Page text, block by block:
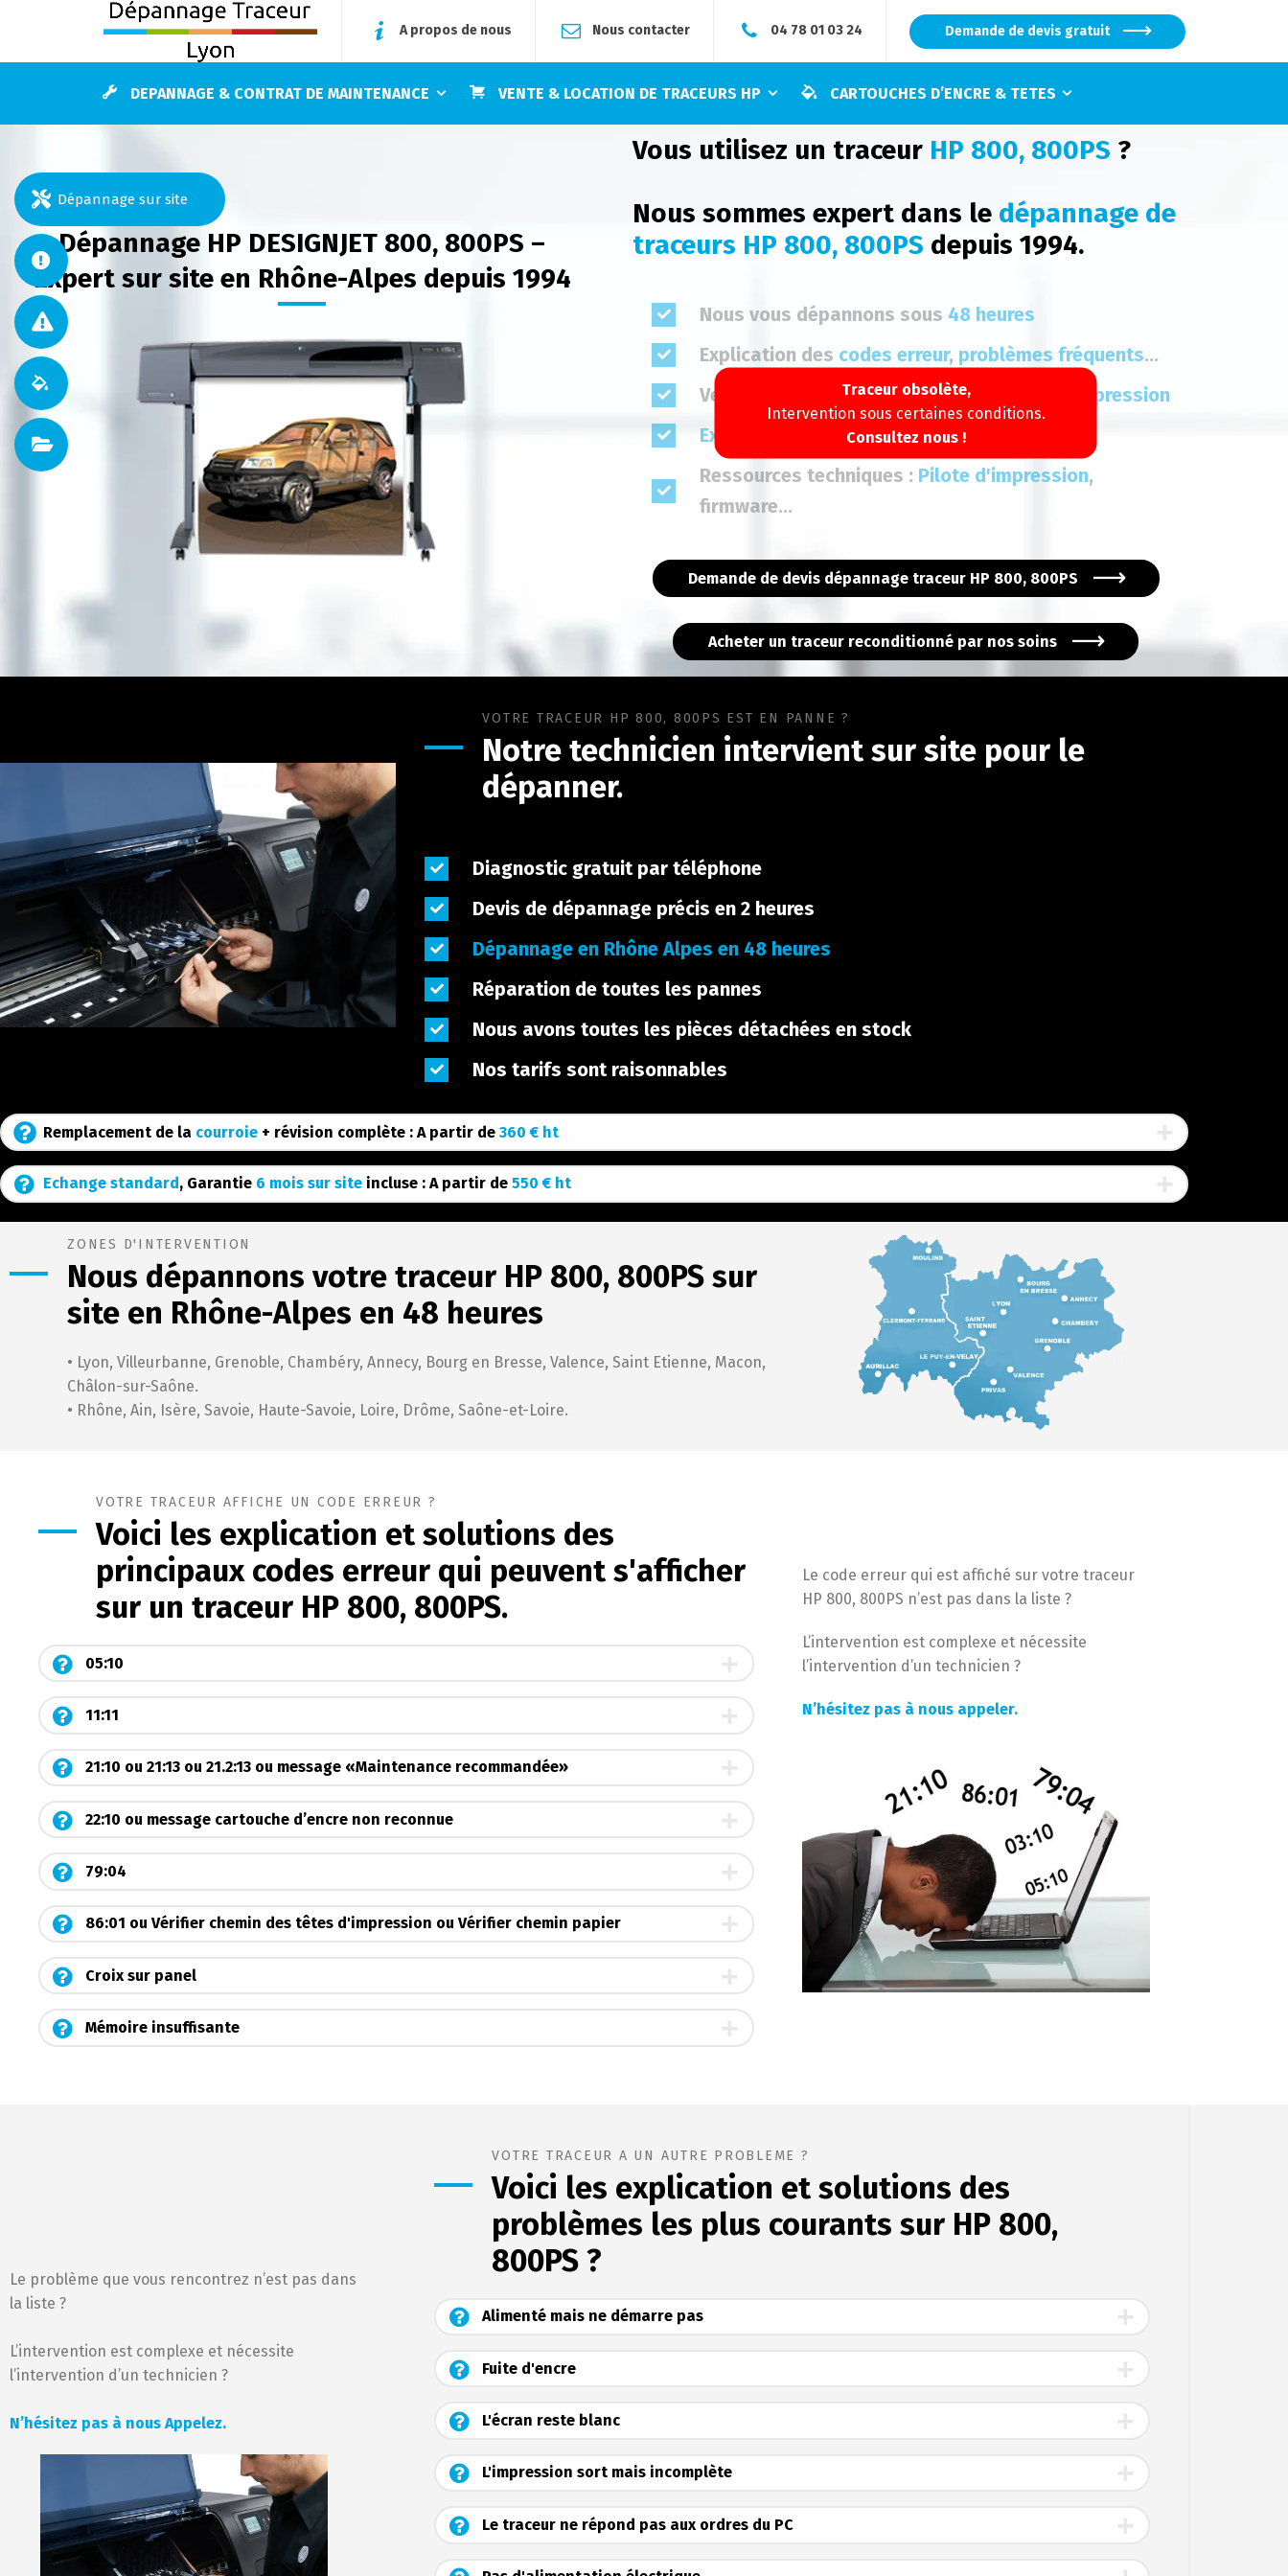
A propos de nous Nous contacter 04 78 01 03 24 Demande de devis gratuit
DEPANNAGE & CONTRAT DE MAINTENANCE VENTE & LOCATION DE TRACEURS HP CARTOUCHES D’ENCRE & TETES
Dépannage HP DESIGNJET 800, 800PS –
Expert sur site en Rhône-Alpes depuis 1994
Vous utilisez un traceur HP 800, 800PS ?
Nous sommes expert dans le dépannage de
traceurs HP 800, 800PS depuis 1994.
Nous vous dépannons sous 48 heures
Explication des codes erreur, problèmes fréquents...
Vente de
cartouches d'encreet de
têtes d'impression
Experts
depuis 1994
Ressources techniques : Pilote d'impression,
firmware...
Traceur obsolète,
Intervention sous certaines conditions.
Consultez nous !
Demande de devis dépannage traceur HP 800, 800PS
Acheter un traceur reconditionné par nos soins
VOTRE TRACEUR HP 800, 800PS EST EN PANNE ?
Notre technicien intervient sur site pour le
dépanner.
Diagnostic gratuit par téléphone
Devis de dépannage précis en 2 heures
Dépannage en Rhône Alpes en 48 heures
Réparation de toutes les pannes
Nous avons toutes les pièces détachées en stock
Nos tarifs sont raisonnables
Remplacement de la courroie + révision complète : A partir de360 € ht
Echange standard , Garantie 6 mois sur site incluse : A partir de550 € ht
ZONES D'INTERVENTION
Nous dépannons votre traceur HP 800, 800PS sur
site en Rhône-Alpes en 48 heures
• Lyon, Villeurbanne, Grenoble, Chambéry, Annecy, Bourg en Bresse, Valence, Saint Etienne, Macon,
Châlon-sur-Saône.
• Rhône, Ain, Isère, Savoie, Haute-Savoie, Loire, Drôme, Saône-et-Loire.
VOTRE TRACEUR AFFICHE UN CODE ERREUR ?
Voici les explication et solutions des
principaux codes erreur qui peuvent s'afficher
sur un traceur HP 800, 800PS.
05:10
11:11
21:10 ou 21:13 ou 21.2:13 ou message «Maintenance recommandée»
22:10 ou message cartouche d’encre non reconnue
79:04
86:01 ou Vérifier chemin des têtes d'impression ou Vérifier chemin papier
Croix sur panel
Mémoire insuffisante
Le code erreur qui est affiché sur votre traceur
HP 800, 800PS n’est pas dans la liste ?
L’intervention est complexe et nécessite
l’intervention d’un technicien ?
N’hésitez pas à nous appeler.
Le problème que vous rencontrez n’est pas dans
la liste ?
L’intervention est complexe et nécessite
l’intervention d’un technicien ?
N’hésitez pas à nous Appelez.
VOTRE TRACEUR A UN AUTRE PROBLEME ?
Voici les explication et solutions des
problèmes les plus courants sur HP 800,
800PS ?
Alimenté mais ne démarre pas
Fuite d'encre
L'écran reste blanc
L'impression sort mais incomplète
Le traceur ne répond pas aux ordres du PC
Dépannage sur site